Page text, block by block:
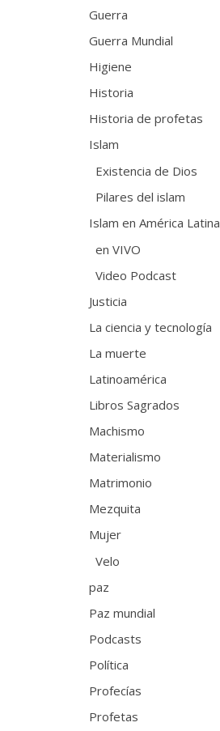
Guerra
Guerra Mundial
Higiene
Historia
Historia de profetas
Islam
Existencia de Dios
Pilares del islam
Islam en América Latina
en VIVO
Video Podcast
Justicia
La ciencia y tecnología
La muerte
Latinoamérica
Libros Sagrados
Machismo
Materialismo
Matrimonio
Mezquita
Mujer
Velo
paz
Paz mundial
Podcasts
Política
Profecías
Profetas